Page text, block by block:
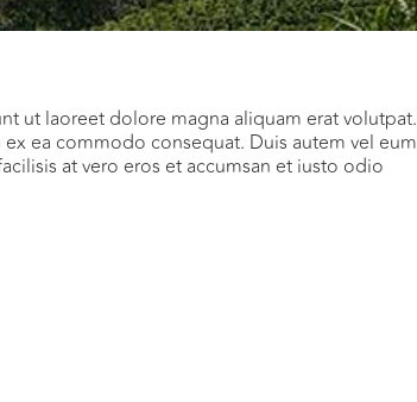
ut laoreet dolore magna aliquam erat volutpat.
ea commodo consequat. Duis autem vel eum
at vero eros et accumsan et iusto odio